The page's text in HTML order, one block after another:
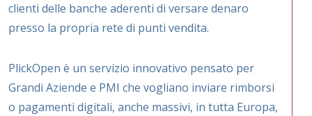
clienti delle banche aderenti di versare denaro
presso la propria rete di punti vendita.
PlickOpen è un servizio innovativo pensato per
Grandi Aziende e PMI che vogliano inviare rimborsi
o pagamenti digitali, anche massivi, in tutta Europa,